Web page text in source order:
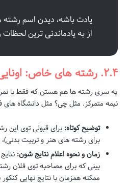
یادت باشه، دیدن اسم
از به یادماندنی ترین
۲.۴. رشته های خاص: اونایی که مصاحبه دارن!
یه سری رشته ها هم هستن که فقط با
نیمه متمرکز. مثل چی؟ مثل دانشگاه
توضیح کوتاه: برای قبولی توی این
برای رشته های هنر و تربیت
زمان و نحوه اعلام نتایج شون:
بینی که برای مصاحبه توی فلان
ممکنه همزمان با نتایج نهایی